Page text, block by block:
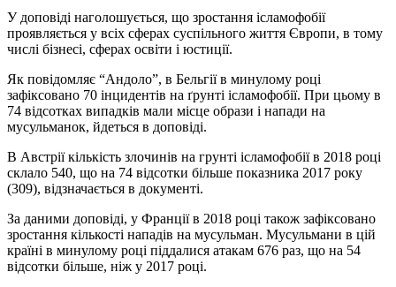
У доповіді наголошується, що зростання ісламофобії
проявляється у всіх сферах суспільного життя Європи, в тому
числі бізнесі, сферах освіти і юстиції.
Як повідомляє “Андоло”, в Бельгії в минулому році
зафіксовано 70 інцидентів на ґрунті ісламофобії. При цьому в
74 відсотках випадків мали місце образи і напади на
мусульманок, йдеться в доповіді.
В Австрії кількість злочинів на грунті ісламофобії в 2018 році
склало 540, що на 74 відсотки більше показника 2017 року
(309), відзначається в документі.
За даними доповіді, у Франції в 2018 році також зафіксовано
зростання кількості нападів на мусульман. Мусульмани в цій
країні в минулому році піддалися атакам 676 раз, що на 54
відсотки більше, ніж у 2017 році.